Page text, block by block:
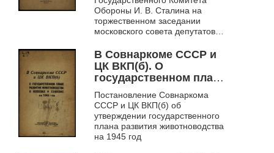
Обороны И. В. Сталина на
торжественном заседании
московского совета депутатов
годовщины Великой
Октябрьской революции 6
ноября...
В Совнаркоме СССР и
ЦК ВКП(б). О
государственном плане
развития
животноводства в
колхозах и совхозах на
1945 год
Постановление Совнаркома
СССР и ЦК ВКП(б) об
утверждении государственного
плана развития животноводства
на 1945 год